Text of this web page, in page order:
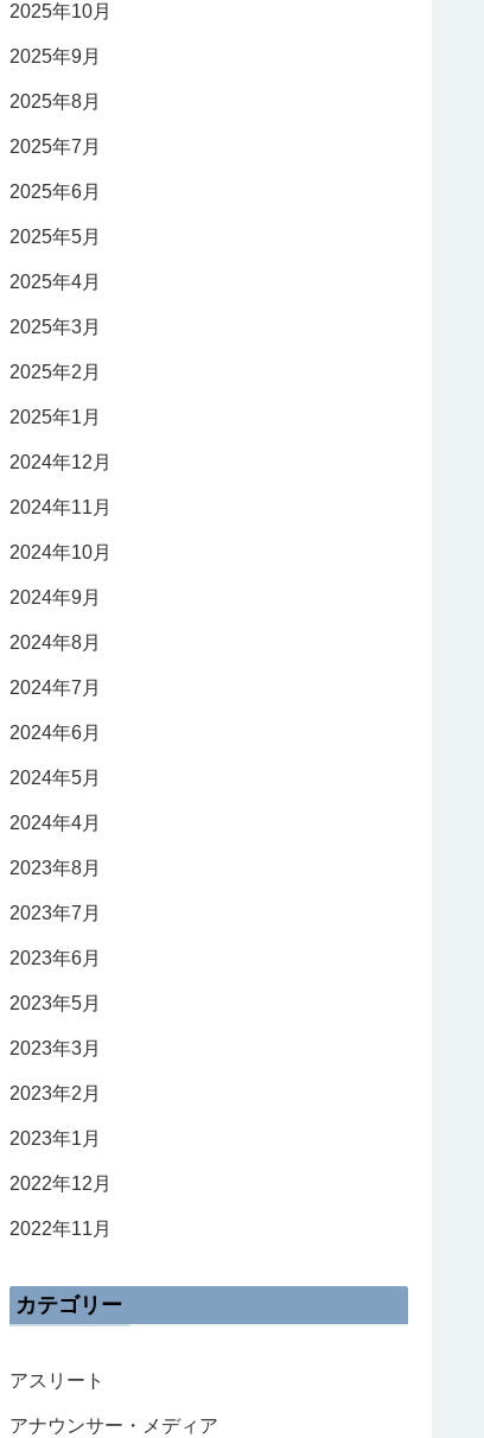
2025年10月
2025年9月
2025年8月
2025年7月
2025年6月
2025年5月
2025年4月
2025年3月
2025年2月
2025年1月
2024年12月
2024年11月
2024年10月
2024年9月
2024年8月
2024年7月
2024年6月
2024年5月
2024年4月
2023年8月
2023年7月
2023年6月
2023年5月
2023年3月
2023年2月
2023年1月
2022年12月
2022年11月
カテゴリー
アスリート
アナウンサー・メディア